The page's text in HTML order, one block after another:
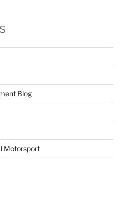
Blog
Motorsport